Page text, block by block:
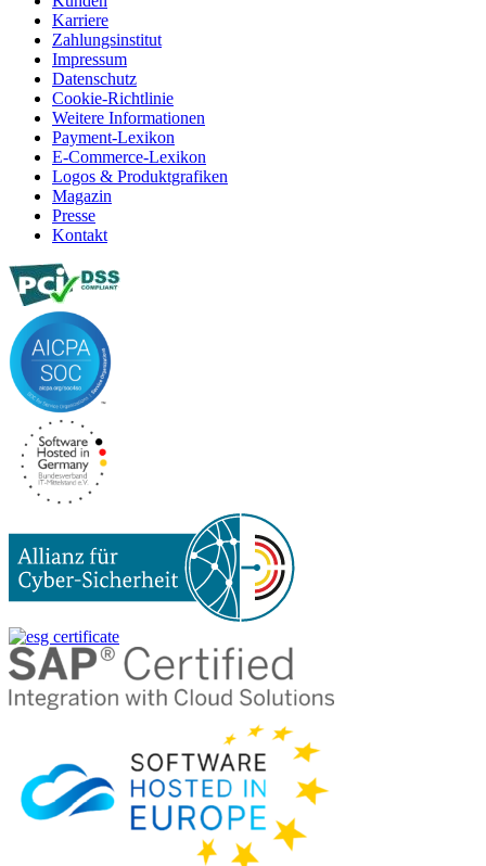
Karriere
Zahlungsinstitut
Impressum
Datenschutz
Cookie-Richtlinie
Weitere Informationen
Payment-Lexikon
E-Commerce-Lexikon
Logos & Produktgrafiken
Magazin
Presse
Kontakt